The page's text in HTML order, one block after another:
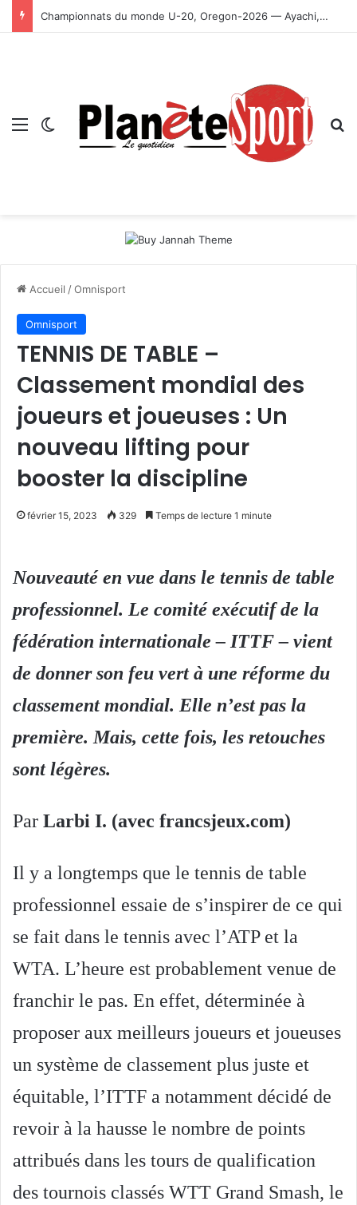
Championnats du monde U-20, Oregon-2026 — Ayachi, Dissa, Touahria et Ghezali en finale
Menu Switch skin
Accueil /Omnisport
Omnisport
TENNIS DE TABLE –
Classement mondial des
joueurs et joueuses : Un
nouveau lifting pour
booster la discipline
février 15, 2023 329 Temps de lecture 1 minute
Nouveauté en vue dans le tennis de table
professionnel. Le comité exécutif de la
fédération internationale – ITTF – vient
de donner son feu vert à une réforme du
classement mondial. Elle n’est pas la
première. Mais, cette fois, les retouches
sont légères.
Par Larbi I. (avec francsjeux.com)
Il y a longtemps que le tennis de table
professionnel essaie de s’inspirer de ce qui
se fait dans le tennis avec l’ATP et la
WTA. L’heure est probablement venue de
franchir le pas. En effet, déterminée à
proposer aux meilleurs joueurs et joueuses
un système de classement plus juste et
équitable, l’ITTF a notamment décidé de
revoir à la hausse le nombre de points
attribués dans les tours de qualification
des tournois classés WTT Grand Smash, le